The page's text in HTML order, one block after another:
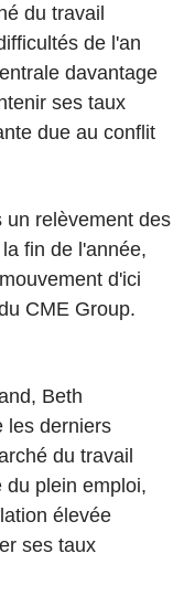
du travail
de l'an
davantage
ses taux
due au conflit
un relèvement des
fin de l'année,
d'ici
CME Group.
Beth
les derniers
du travail
du plein emploi,
élevée
ses taux